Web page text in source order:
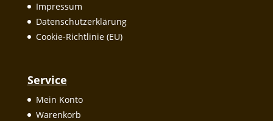
Impressum
Datenschutzerklärung
Cookie-Richtlinie (EU)
Service
Mein Konto
Warenkorb